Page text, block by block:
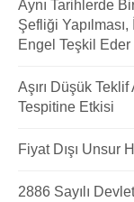
Aynı Tarihlerde
Şefliği
Engel Teşkil Eder
Aşırı Düşük
Tespitine Etkisi
Fiyat Dışı Unsur
2886 Sayılı